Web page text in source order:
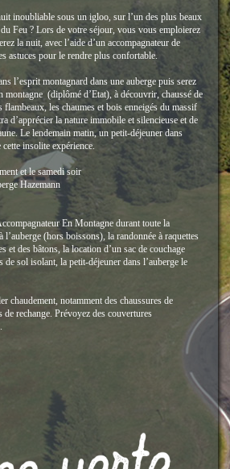
inoubliable sous un igloo, sur l’un des plus beaux
Feu ? Lors de votre séjour, vous vous emploierez
la nuit, avec l’aide d’un accompagnateur de
astuces pour le rendre plus confortable.
l’esprit montagnard dans une auberge puis serez
montagne (diplômé d’Etat), à découvrir, chaussé de
flambeaux, les chaumes et bois enneigés du massif
d’apprécier la nature immobile et silencieuse et de
Le lendemain matin, un petit-déjeuner dans
insolite expérience.
et le samedi soir
Hazemann
En Montagne durant toute la
(hors boissons), la randonnée à raquettes
et des bâtons, la location d’un sac de couchage
de sol isolant, la petit-déjeuner dans l’auberge le
chaudement, notamment des chaussures de
de rechange. Prévoyez des couvertures